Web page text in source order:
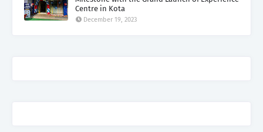
Centre in Kota
December 19, 2023